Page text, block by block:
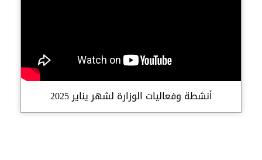
أنشطة وفعاليات الوزارة لشهر يناير 2025